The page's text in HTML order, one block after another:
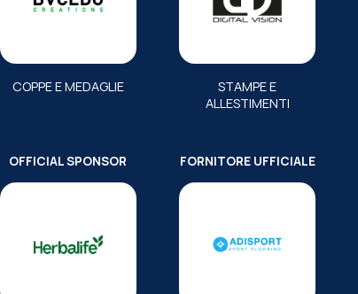
COPPE E MEDAGLIE
STAMPE E
ALLESTIMENTI
OFFICIAL SPONSOR FORNITORE UFFICIALE